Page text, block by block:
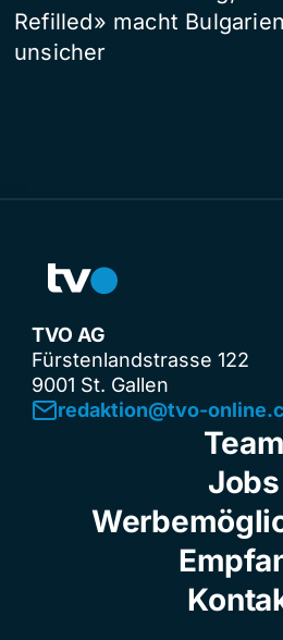
Refilled» macht Bulgarien
unsicher
TVO AG
Fürstenlandstrasse 122
9001 St. Gallen
redaktion@tvo-
Team
Jobs